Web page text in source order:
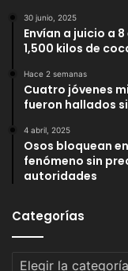
30 junio, 2025
Envían a juicio a
1,500 kilos de
Hace 2 semanas
Cuatro jóvenes
fueron hallados
4 abril, 2025
Osos bloquean
fenómeno sin
autoridades
Categorías
Categorías